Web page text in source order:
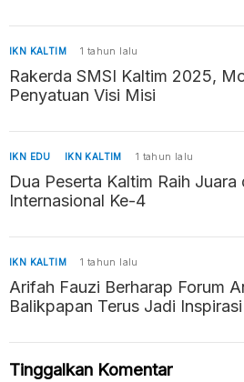
IKN KALTIM 1 tahun lalu
Rakerda SMSI Kaltim 2025,
Penyatuan Visi Misi
IKN EDU IKN KALTIM 1 tahun lalu
Dua Peserta Kaltim Raih Juara
Internasional Ke-4
IKN KALTIM 1 tahun lalu
Arifah Fauzi Berharap Forum
Balikpapan Terus Jadi Inspirasi
Tinggalkan Komentar